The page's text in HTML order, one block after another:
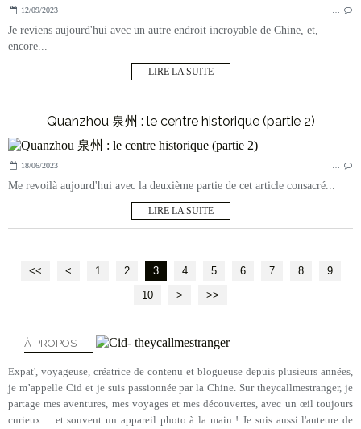
12/09/2023 …
Je reviens aujourd'hui avec un autre endroit incroyable de Chine, et,
encore...
LIRE LA SUITE
Quanzhou 泉州 : le centre historique (partie 2)
18/06/2023 …
Me revoilà aujourd'hui avec la deuxième partie de cet article consacré...
LIRE LA SUITE
<< < 1 2 3 4 5 6 7 8
9
10
20
> >>
À PROPOS
Expat', voyageuse, créatrice de contenu et blogueuse depuis plusieurs années,
je m’appelle Cid et je suis passionnée par la Chine. Sur theycallmestranger, je
partage mes aventures, mes voyages et mes découvertes, avec un œil toujours
curieux… et souvent un appareil photo à la main ! Je suis aussi l'auteure de